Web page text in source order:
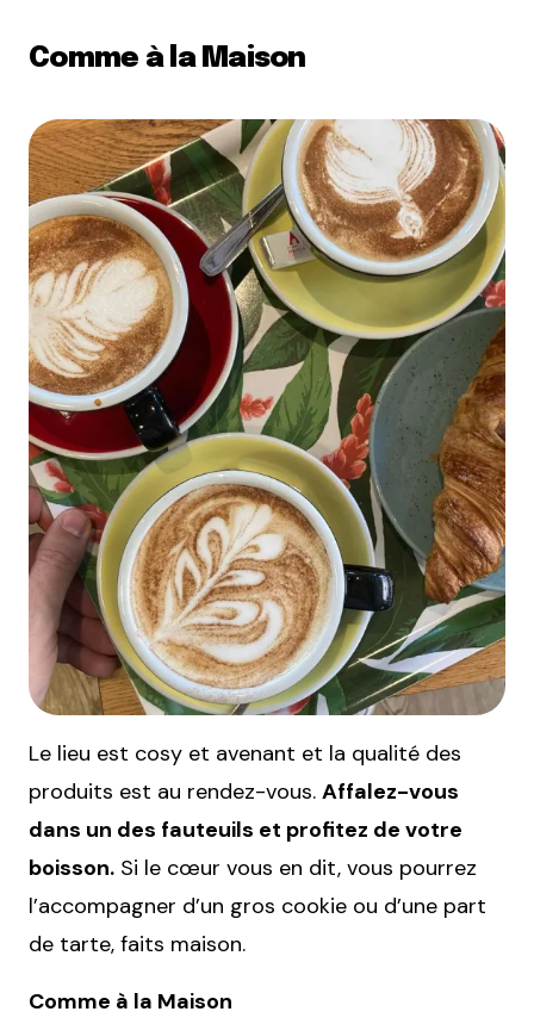
Comme à la Maison
Le lieu est cosy et avenant et la qualité des
produits est au rendez-vous. Affalez-vous
dans un des fauteuils et profitez de votre
boisson. Si le cœur vous en dit, vous pourrez
l’accompagner d’un gros cookie ou d’une part
de tarte, faits maison.
Comme à la Maison